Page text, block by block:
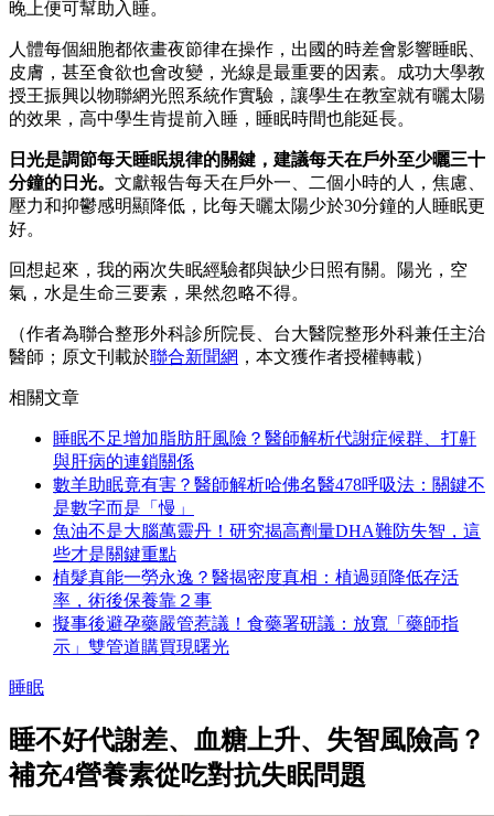
晚上便可幫助入睡。
人體每個細胞都依畫夜節律在操作，出國的時差會影響睡眠、
皮膚，甚至食欲也會改變，光線是最重要的因素。成功大學教
授王振興以物聯網光照系統作實驗，讓學生在教室就有曬太陽
的效果，高中學生肯提前入睡，睡眠時間也能延長。
日光是調節每天睡眠規律的關鍵，建議每天在戶外至少曬三十
分鐘的日光。 文獻報告每天在戶外一、二個小時的人，焦慮、
壓力和抑鬱感明顯降低，比每天曬太陽少於30分鐘的人睡眠更
好。
回想起來，我的兩次失眠經驗都與缺少日照有關。陽光，空
氣，水是生命三要素，果然忽略不得。
（作者為聯合整形外科診所院長、台大醫院整形外科兼任主治
醫師；原文刊載於聯合新聞網 ，本文獲作者授權轉載）
相關文章
睡眠不足增加脂肪肝風險？醫師解析代謝症候群、打鼾
與肝病的連鎖關係
數羊助眠竟有害？醫師解析哈佛名醫478呼吸法：關鍵不
是數字而是「慢」
魚油不是大腦萬靈丹！研究揭高劑量DHA難防失智，這
些才是關鍵重點
植髮真能一勞永逸？醫揭密度真相：植過頭降低存活
率，術後保養靠２事
擬事後避孕藥嚴管惹議！食藥署研議：放寬「藥師指
示」雙管道購買現曙光
睡眠
睡不好代謝差、血糖上升、失智風險高？
補充4營養素從吃對抗失眠問題